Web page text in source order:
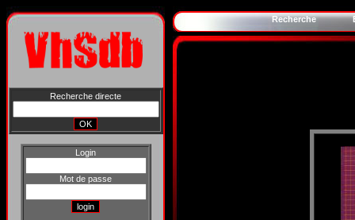
Recherche directe
Login
Mot de passe
Recherche